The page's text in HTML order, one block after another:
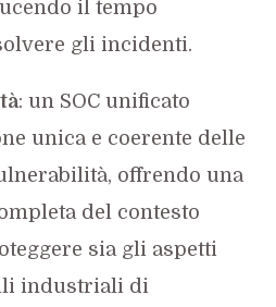
il tempo
gli incidenti.
: un SOC unificato
unica e coerente delle
offrendo una
del contesto
sia gli aspetti
industriali di